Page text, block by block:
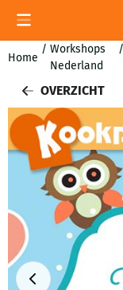
Cookievoorkeuren
Home
/ Workshops
Nederland
/
OVERZICHT